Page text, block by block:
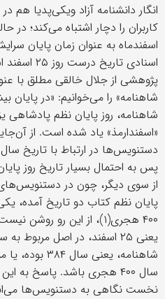
انگار دانشنامه آزاد ویکی‌پدیا هم
اسفندماه به عنوان زمان پایان
اسنادی
پژوهشی از جلال خالقی مطلق با
شاهنامه» را می‌خوانیم: «در
شاهنامه، روز پایان نظم پادشاهی
«اسفندارمذ» یاد شده است. از
دستنویس‌ها در ارتباط با تاریخ
پس به احتمال بسیار تاریخ روز
از سوی دیگر، چون در
۴۰۰ هجری(۱)، از این رو
یعنی ۲۵ اسفند، در اصل
شاهنامه،
سال ۴۰۰ هجری باشد. پاسخ
نخست نگاهی به دستنویس‌ها